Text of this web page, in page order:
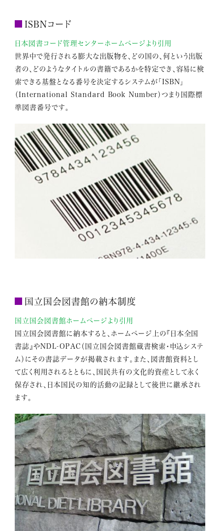
ISBNコード
日本図書コード管理センターホームページより引用
世界中で発行される膨大な出版物を、どの国の、何という出版
者の、どのようなタイトルの書籍であるかを特定でき、容易に検
索できる基盤となる番号を決定するシステムが「ISBN」
（International Standard Book Number）つまり国際標
準図書番号です。
国立国会図書館の納本制度
国立国会図書館ホームページより引用
国立国会図書館に納本すると、ホームページ上の『日本全国
書誌』やNDL-OPAC（国立国会図書館蔵書検索・申込システ
ム）にその書誌データが掲載されます。また、図書館資料とし
て広く利用されるとともに、国民共有の文化的資産として永く
保存され、日本国民の知的活動の記録として後世に継承され
ます。